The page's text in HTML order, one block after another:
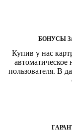
БОНУСЫ
Купив у нас
автоматическое
пользователя. В